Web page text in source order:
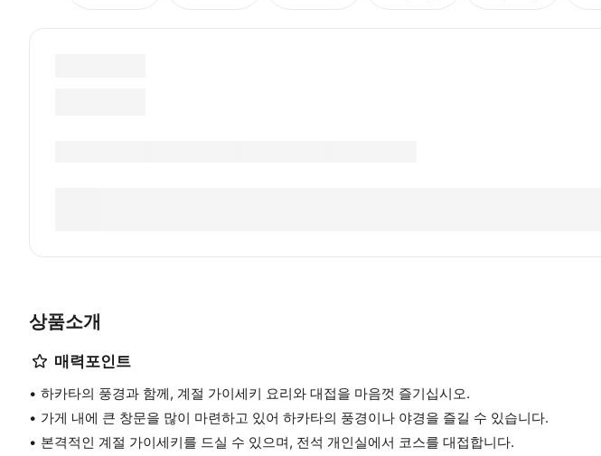
상품소개
매력포인트
하카타의 풍경과 함께, 계절 가이세키 요리와 대접을 마음껏 즐기십시오.
가게 내에 큰 창문을 많이 마련하고 있어 하카타의 풍경이나 야경을 즐길 수 있습니다.
본격적인 계절 가이세키를 드실 수 있으며, 전석 개인실에서 코스를 대접합니다.